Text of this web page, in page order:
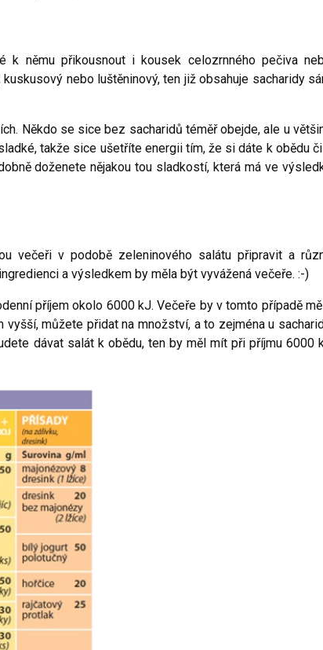
němu přikousnout i kousek celozrnného pečiva
nebo luštěninový, ten již obsahuje sacharidy
Někdo se sice bez sacharidů téměř obejde, ale u
takže sice ušetříte energii tím, že si dáte k obědu
doženete nějakou tou sladkostí, která má ve
večeři v podobě zeleninového salátu připravit a
a výsledkem by měla být vyvážená večeře. :-)
příjem okolo 6000 kJ. Večeře by v tomto případě
můžete přidat na množství, a to zejména u
dávat salát k obědu, ten by měl mít při příjmu 6000